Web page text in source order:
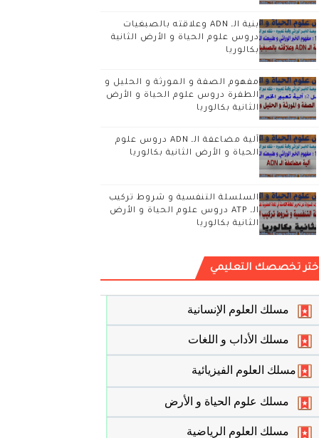
بنية الـ ADN وعلاقته بالصبغيات
دروس علوم الحياة و الأرض الثانية
بكالوريا
مفهوم الصفة و المورثة و الحليل و
الطفرة دروس علوم الحياة و الأرض
الثانية بكالوريا
آلية مضاعفة الـ ADN دروس علوم
الحياة و الأرض الثانية بكالوريا
السلسلة التنفسية و شروط تركيب
الـ ATP دروس علوم الحياة و الأرض
الثانية بكالوريا
تخصصك التعليمي
مسلك العلوم الإنسانية
مسلك الأداب و اللغات
مسلك العلوم الفيزيائية
مسلك علوم الحياة و الأرض
مسلك العلوم الرياضية